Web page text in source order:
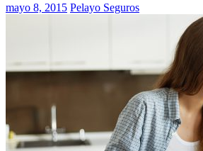
mayo 8, 2015 Pelayo Seguros